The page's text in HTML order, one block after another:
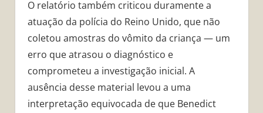
O relatório também criticou duramente a
atuação da polícia do Reino Unido, que não
coletou amostras do vômito da criança — um
erro que atrasou o diagnóstico e
comprometeu a investigação inicial. A
ausência desse material levou a uma
interpretação equivocada de que Benedict